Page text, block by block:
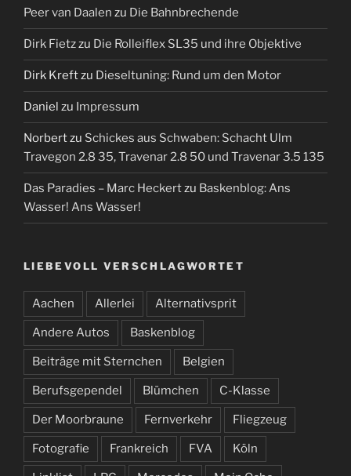
Peer van Daalen zu Die Bahnbrechende
Dirk Fietzzu Die Rolleiflex SL35 und ihre Objektive
Dirk Kreftzu Dieseltuning: Rund um den Motor
Daniel zu Impressum
Norbertzu Schickes aus Schwaben: Schacht Ulm
Travegon 2.8 35, Travenar 2.8 50 und Travenar 3.5 135
Das Paradies – Marc Heckertzu Baskenblog: Ans
Wasser! Ans Wasser!
LIEBEVOLL VERSCHLAGWORTET
Aachen Allerlei Alternativsprit
Andere Autos Baskenblog
Beiträge mit Sternchen Belgien
Berufsgependel Blümchen C-Klasse
Der Moorbraune Fernverkehr Fliegzeug
Fotografie Frankreich FVA Köln